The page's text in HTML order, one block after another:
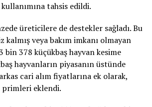
tahsis edildi.
üreticilere de destekler sağladı. Bu
kalmış veya bakım imkanı olmayan
bin 378 küçükbaş hayvan kesime
hayvanların piyasanın üstünde
cari alım fiyatlarına ek olarak,
primleri eklendi.